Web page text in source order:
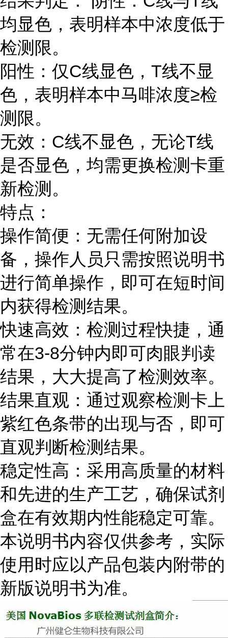
均显色，表明样本中浓度低于
检测限。
阳性：仅C线显色，T线不显
色，表明样本中马啡浓度≥检
测限。
无效：C线不显色，无论T线
是否显色，均需更换检测卡重
新检测。
特点：
操作简便：无需任何附加设
备，操作人员只需按照说明书
进行简单操作，即可在短时间
内获得检测结果。
快速高效：检测过程快捷，通
常在3-8分钟内即可肉眼判读
结果，大大提高了检测效率。
结果直观：通过观察检测卡上
紫红色条带的出现与否，即可
直观判断检测结果。
稳定性高：采用高质量的材料
和先进的生产工艺，确保试剂
盒在有效期内性能稳定可靠。
本说明书内容仅供参考，实际
使用时应以产品包装内附带的
新版说明书为准。